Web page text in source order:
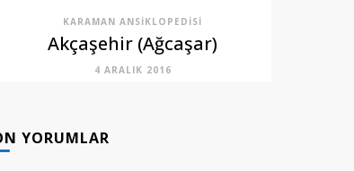
KARAMAN ANSIKLOPEDISI
Akçaşehir (Ağcaşar)
4 ARALIK 2016
YORUMLAR